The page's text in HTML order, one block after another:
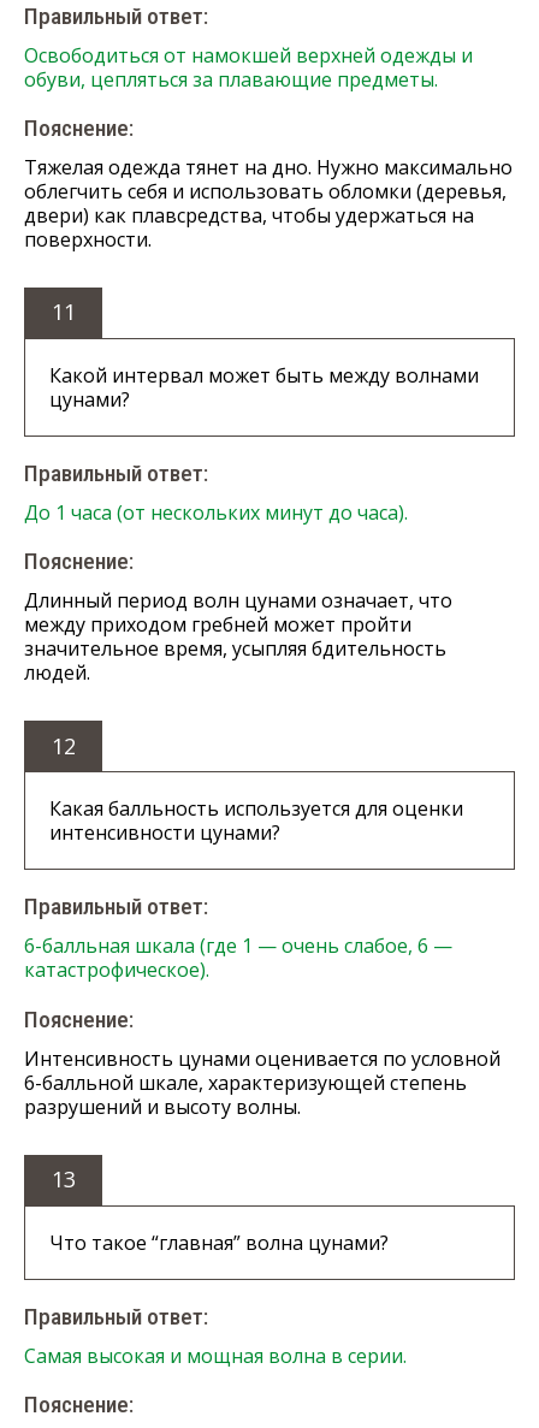
Правильный ответ:
Освободиться от намокшей верхней одежды и
обуви, цепляться за плавающие предметы.
Пояснение:
Тяжелая одежда тянет на дно. Нужно максимально
облегчить себя и использовать обломки (деревья,
двери) как плавсредства, чтобы удержаться на
поверхности.
11
Какой интервал может быть между волнами
цунами?
Правильный ответ:
До 1 часа (от нескольких минут до часа).
Пояснение:
Длинный период волн цунами означает, что
между приходом гребней может пройти
значительное время, усыпляя бдительность
людей.
12
Какая балльность используется для оценки
интенсивности цунами?
Правильный ответ:
6-балльная шкала (где 1 — очень слабое, 6 —
катастрофическое).
Пояснение:
Интенсивность цунами оценивается по условной
6-балльной шкале, характеризующей степень
разрушений и высоту волны.
13
Что такое “главная” волна цунами?
Правильный ответ:
Самая высокая и мощная волна в серии.
Пояснение: